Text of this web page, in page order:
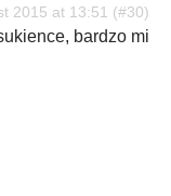
2015 at 13:51
bardzo mi